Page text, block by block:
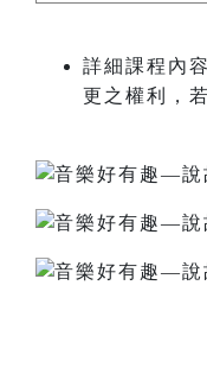
詳細課程內
更之權利，